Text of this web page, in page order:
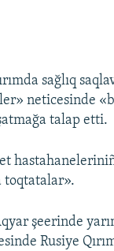
sağlıq
neticesinde
talap etti.
toqtatalar».
şeerinde
Rusiye